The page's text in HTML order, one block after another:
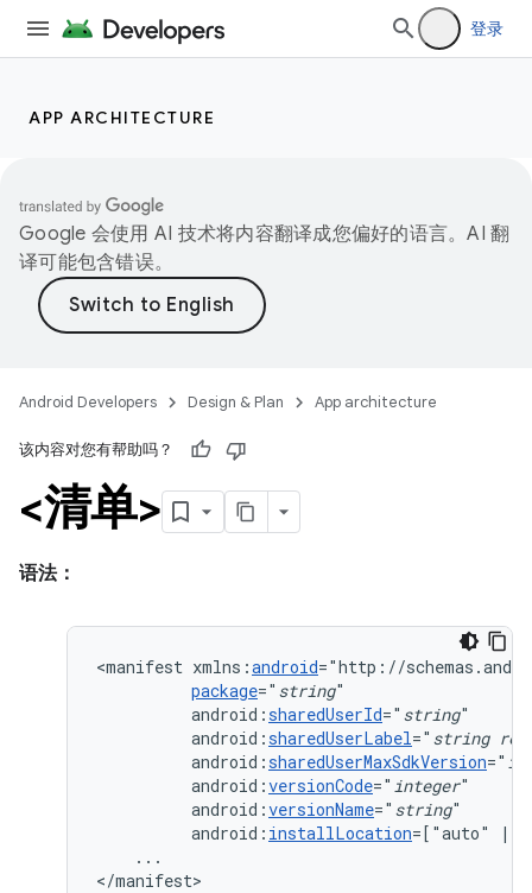
登录
APP ARCHITECTURE
Google 会使用 AI 技术将内容翻译成您偏好的语言。AI 翻
译可能包含错误。
Android Developers Design & Plan App architecture
该内容对您有帮助吗？
<清单>
语法：
<manifest xmlns:android
package=" string
android:sharedUserId=" string
android:sharedUserLabel=" string
android:sharedUserMaxSdkVersion="
android:versionCode=" integer
android:versionName=" string
android: installLocation=["auto" |
...
</manifest>